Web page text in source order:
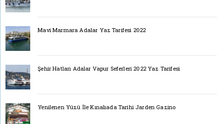
Mavi Marmara Adalar Yaz Tarifesi 2022
Şehir Hatları Adalar Vapur Seferleri 2022 Yaz Tarifesi
Yenilenen Yüzü İle Kınalıada Tarihi Jarden Gazino